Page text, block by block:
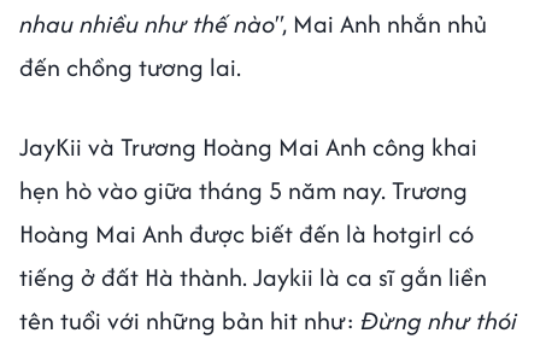
nhau nhiều như thế nào", Mai Anh nhắn nhủ
đến chồng tương lai.
JayKii và Trương Hoàng Mai Anh công khai
hẹn hò vào giữa tháng 5 năm nay. Trương
Hoàng Mai Anh được biết đến là hotgirl có
tiếng ở đất Hà thành. Jaykii là ca sĩ gắn liền
tên tuổi với những bản hit như: Đừng như thói